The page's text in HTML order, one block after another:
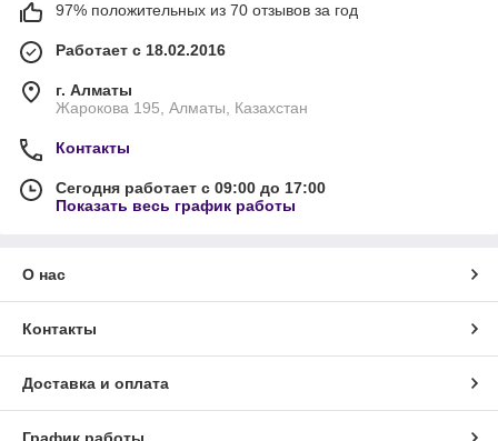
97% положительных из 70 отзывов за год
Работает с 18.02.2016
г. Алматы
Жарокова 195, Алматы, Казахстан
Контакты
Сегодня работает с 09:00 до 17:00
Показать весь график работы
О нас
Контакты
Доставка и оплата